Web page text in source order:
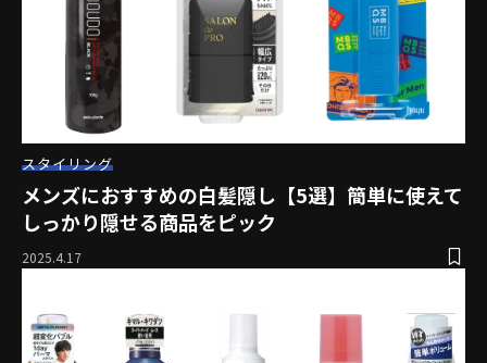
スタイリング
メンズにおすすめの白髪隠し【5選】簡単に使えて
しっかり隠せる商品をピック
2025.4.17